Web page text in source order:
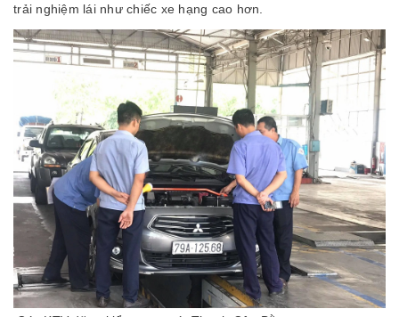
trải nghiệm lái như chiếc xe hạng cao hơn.